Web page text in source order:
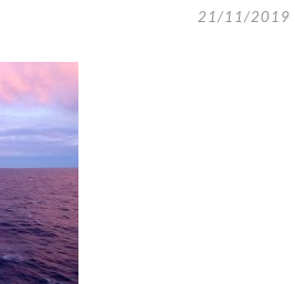
21/11/2019